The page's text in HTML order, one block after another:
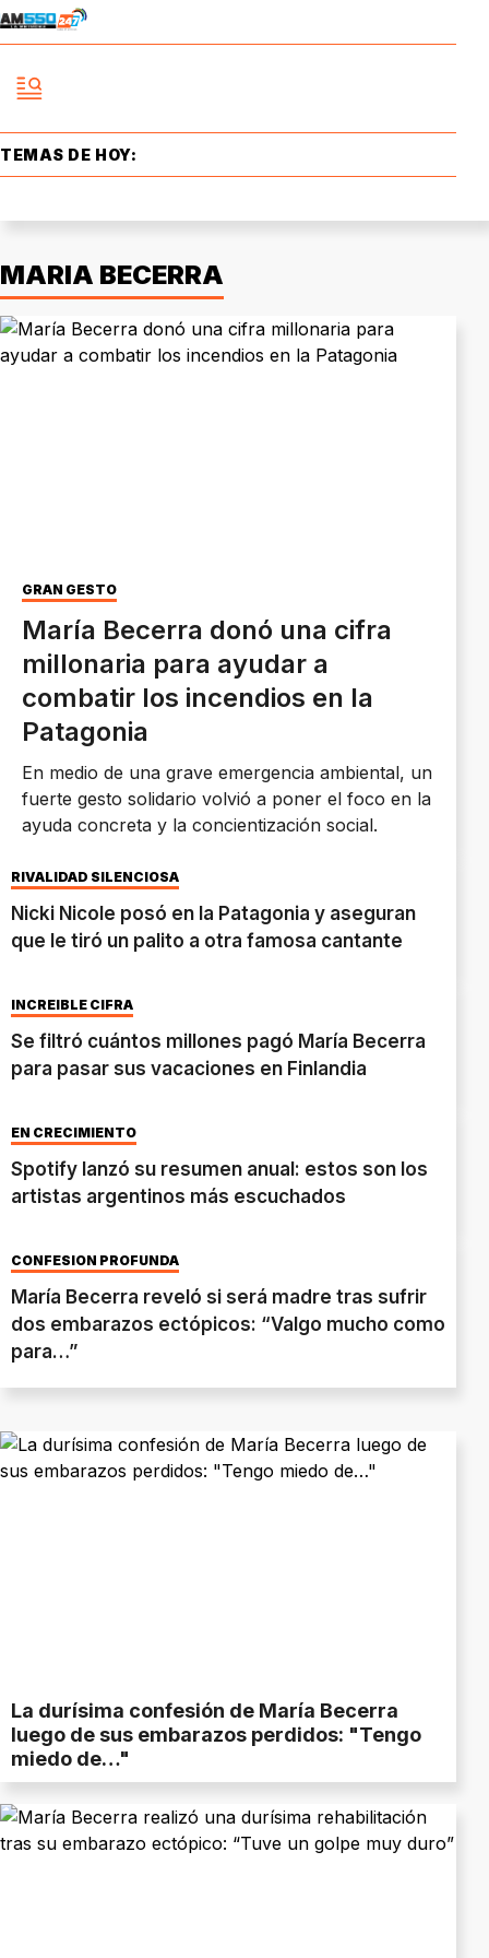
TEMAS DE HOY:
MARIA BECERRA
GRAN GESTO
María Becerra donó una cifra
millonaria para ayudar a
combatir los incendios en la
Patagonia
En medio de una grave emergencia ambiental, un
fuerte gesto solidario volvió a poner el foco en la
ayuda concreta y la concientización social.
RIVALIDAD SILENCIOSA
Nicki Nicole posó en la Patagonia y aseguran
que le tiró un palito a otra famosa cantante
INCREÍBLE CIFRA
Se filtró cuántos millones pagó María Becerra
para pasar sus vacaciones en Finlandia
EN CRECIMIENTO
Spotify lanzó su resumen anual: estos son los
artistas argentinos más escuchados
CONFESIÓN PROFUNDA
María Becerra reveló si será madre tras sufrir
dos embarazos ectópicos: “Valgo mucho como
para…”
La durísima confesión de María Becerra
luego de sus embarazos perdidos: "Tengo
miedo de…"